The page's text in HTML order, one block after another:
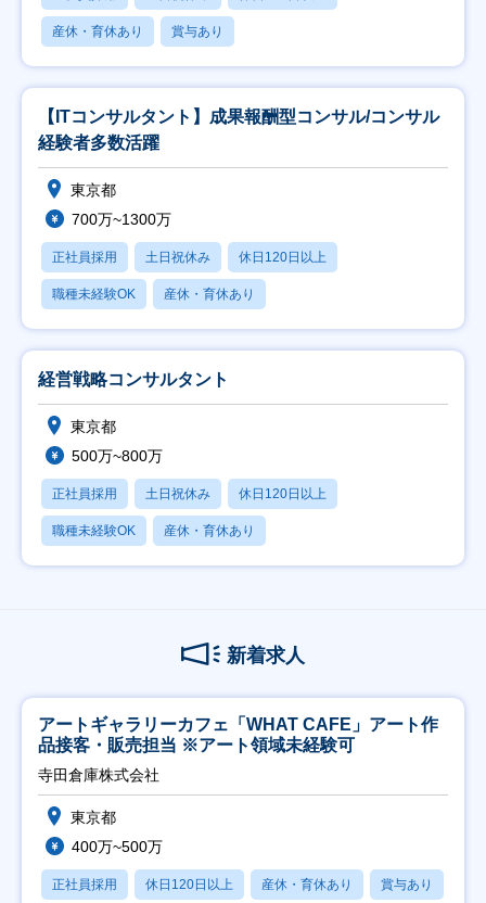
産休・育休あり 賞与あり
【ITコンサルタント】成果報酬型コンサル/コンサル
経験者多数活躍
東京都
700万~1300万
正社員採用 土日祝休み 休日120日以上
職種未経験OK 産休・育休あり
経営戦略コンサルタント
東京都
500万~800万
正社員採用 土日祝休み 休日120日以上
職種未経験OK 産休・育休あり
新着求人
アートギャラリーカフェ「WHAT CAFE」アート作
品接客・販売担当 ※アート領域未経験可
寺田倉庫株式会社
東京都
400万~500万
正社員採用 休日120日以上 産休・育休あり 賞与あり